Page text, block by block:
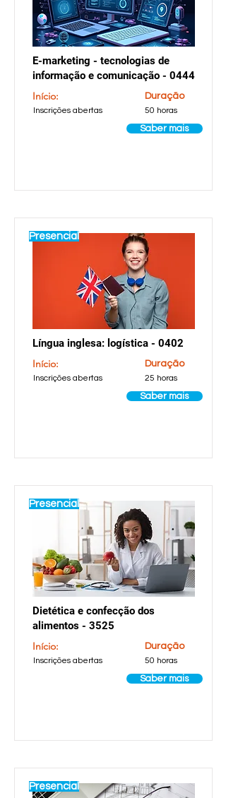
E-marketing - tecnologias de
informação e comunicação - 0444
Início:
Inscrições abertas
Duração
50 horas
Saber mais
Presencial
Língua inglesa: logística - 0402
Início:
Inscrições abertas
Duração
25 horas
Saber mais
Presencial
Dietética e confecção dos
alimentos - 3525
Início:
Inscrições abertas
Duração
50 horas
Saber mais
Presencial